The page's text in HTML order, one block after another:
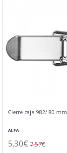
Cierre caja 982/ 80
ALFA
5,30€ 7,57€